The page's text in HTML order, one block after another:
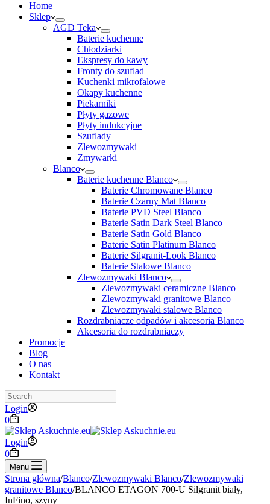
Home
Sklep
AGD Teka
Baterie kuchenne
Chłodziarki
Ekspresy do kawy
Fronty do szuflad
Kuchenki mikrofalowe
Okapy kuchenne
Piekarniki
Płyty gazowe
Płyty indukcyjne
Szuflady
Zlewozmywaki
Zmywarki
Blanco
Baterie kuchenne Blanco
Baterie Chromowane Blanco
Baterie Czarny Mat Blanco
Baterie PVD Steel Blanco
Baterie Satin Dark Steel Blanco
Baterie Satin Gold Blanco
Baterie Satin Platinum Blanco
Baterie Silgranit-Look Blanco
Baterie Stalowe Blanco
Zlewozmywaki Blanco
Zlewozmywaki ceramiczne Blanco
Zlewozmywaki granitowe Blanco
Zlewozmywaki stalowe Blanco
Rozdrabniacze odpadów i akcesoria Blanco
Akcesoria do rozdrabniaczy
Promocje
Blog
O nas
Kontakt
Login
0
Login
0
Menu
Strona główna/Blanco/Zlewozmywaki Blanco/Zlewozmywaki
granitowe Blanco/BLANCO ETAGON 700-U Silgranit biały,
InFino, szyny